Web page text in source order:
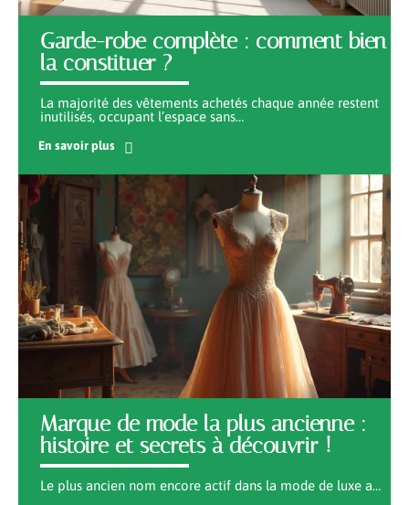
Garde-robe complète : comment bien
la constituer ?
La majorité des vêtements achetés chaque année restent
inutilisés, occupant l’espace sans…
En savoir plus
Marque de mode la plus ancienne :
histoire et secrets à découvrir !
Le plus ancien nom encore actif dans la mode de luxe a…